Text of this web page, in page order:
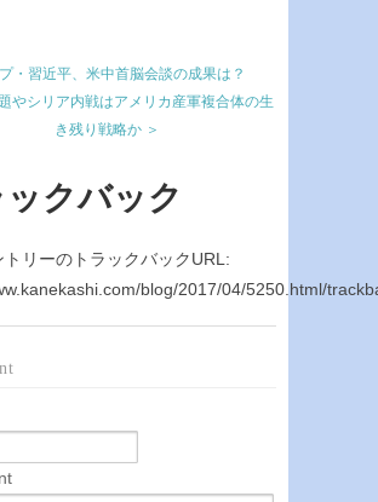
・習近平、米中首脳会談の成果は？
やシリア内戦はアメリカ産軍複合体の生
き残り戦略か ＞
ックバック
トリーのトラックバックURL:
blog/2017/04/5250.html/